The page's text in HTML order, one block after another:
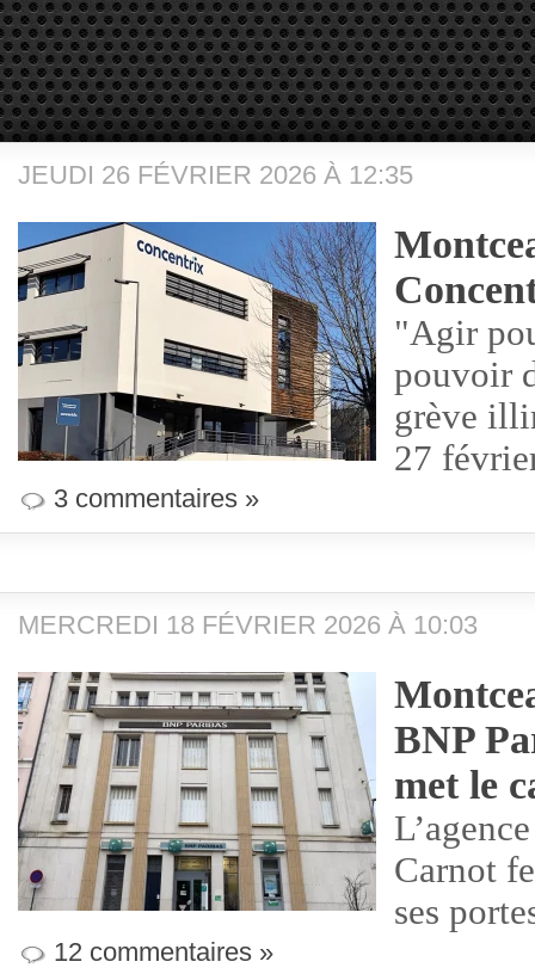
JEUDI 26 FÉVRIER 2026 À 12:35
"Agir
pouvoir
grève
27
3 commentaires »
MERCREDI 18 FÉVRIER 2026 À 10:03
BNP
met le
Carnot
ses
12 commentaires »